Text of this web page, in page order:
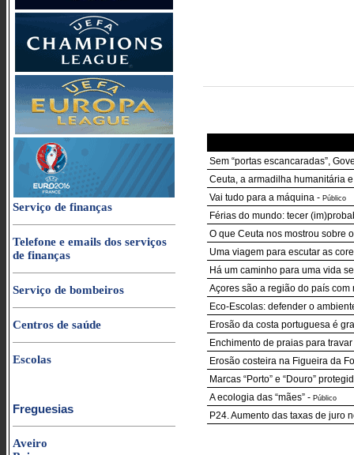
Serviço de finanças
Telefone e emails dos serviços
de finanças
Serviço de bombeiros
Centros de saúde
Escolas
Freguesias
Aveiro
Sem “portas escancaradas”,
Ceuta, a armadilha humanitária
Vai tudo para a máquina - Público
Férias do mundo: tecer
O que Ceuta nos mostrou sobre
Uma viagem para escutar as
Há um caminho para uma vida
Açores são a região do país
Eco-Escolas: defender o
Erosão da costa portuguesa é
Enchimento de praias para
Erosão costeira na Figueira da
Marcas “Porto” e “Douro”
A ecologia das “mães” - Público
P24. Aumento das taxas de juro